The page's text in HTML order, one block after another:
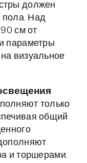
должен
пола. Над
см от
параметры
визуальное
только
общий
и торшерами.